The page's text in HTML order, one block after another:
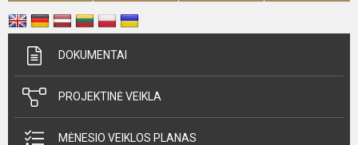
DOKUMENTAI
PROJEKTINĖ VEIKLA
MĖNESIO VEIKLOS PLANAS